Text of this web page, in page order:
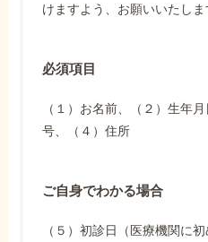
けますよう、お願いいたしま
必須項目
（１）お名前、（２）生年
号、（４）住所
ご自身でわかる場合
（５）初診日（医療機関に